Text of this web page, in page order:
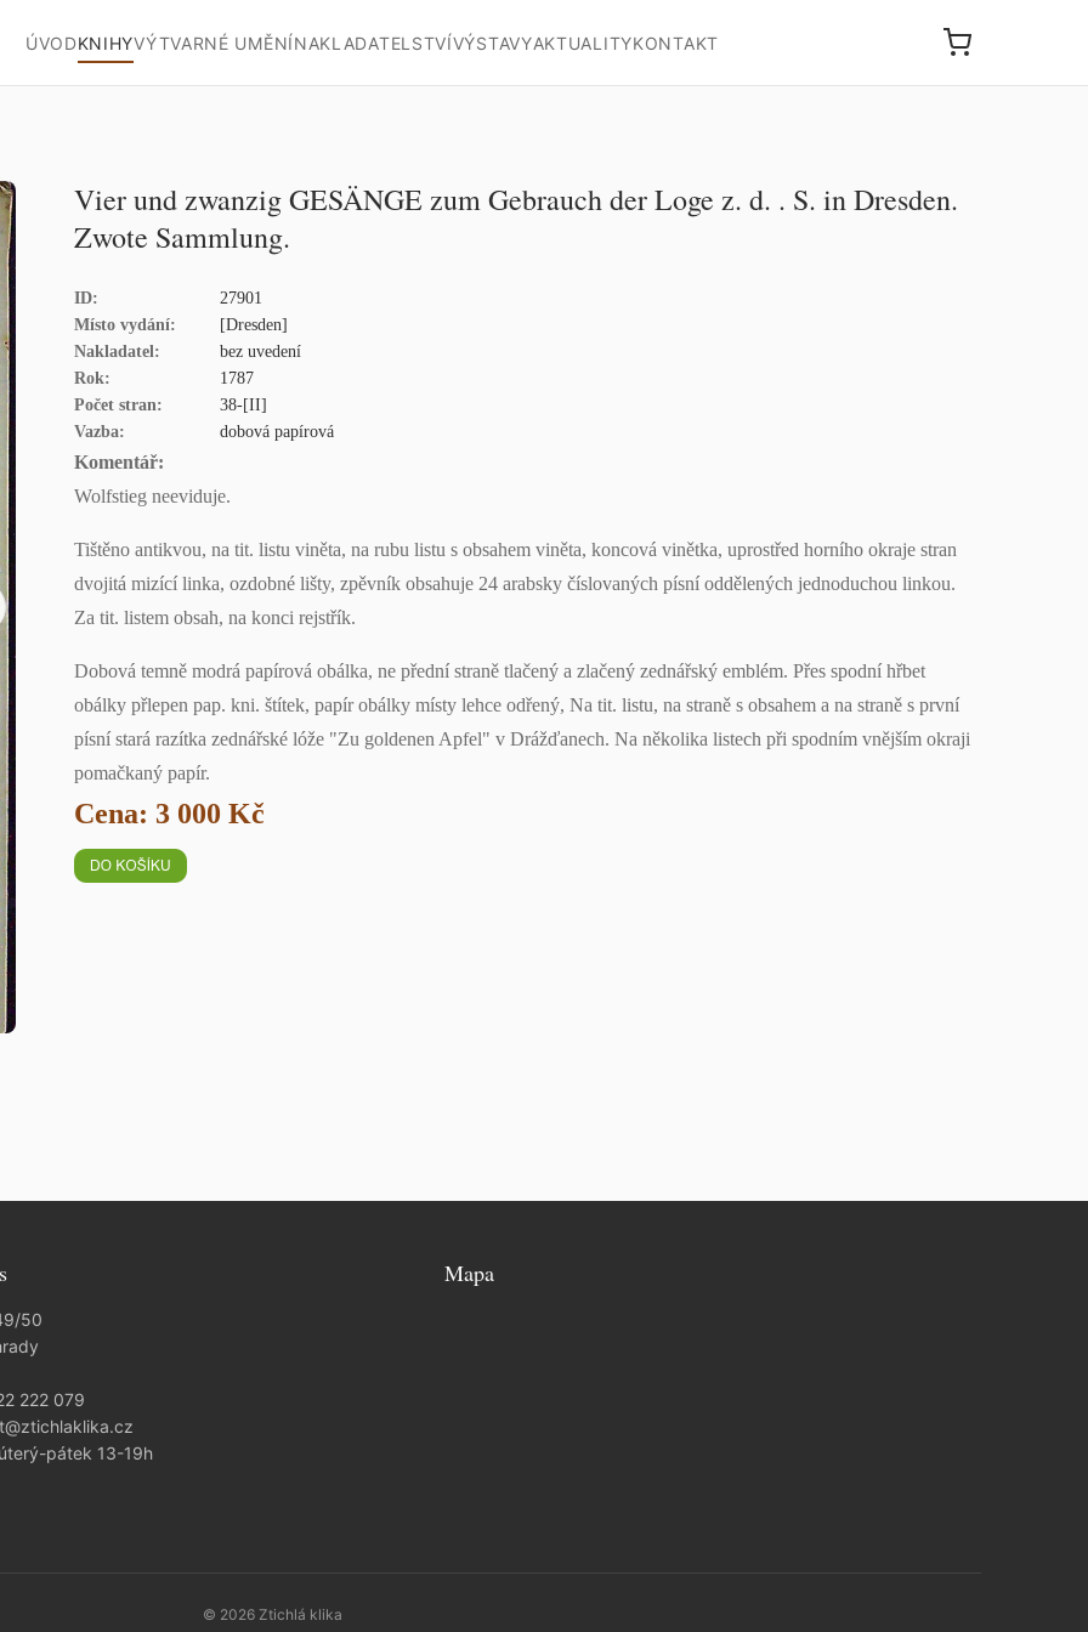
ÚVODKNIHYVÝTVARNÉ UMĚNÍNAKLADATELSTVÍVÝSTAVYAKTUALITYKONTAKT
Vier und zwanzig GESÄNGE zum Gebrauch der Loge z. d. . S. in Dresden.
Zwote Sammlung.
ID:
27901
Místo vydání:
[Dresden]
Nakladatel:
bez uvedení
Rok:
1787
Počet stran:
38-[II]
Vazba:
dobová papírová
Komentář:
Wolfstieg neeviduje.
Tištěno antikvou, na tit. listu viněta, na rubu listu s obsahem viněta, koncová vinětka, uprostřed horního okraje stran
dvojitá mizící linka, ozdobné lišty, zpěvník obsahuje 24 arabsky číslovaných písní oddělených jednoduchou linkou.
Za tit. listem obsah, na konci rejstřík.
Dobová temně modrá papírová obálka, ne přední straně tlačený a zlačený zednářský emblém. Přes spodní hřbet
obálky přlepen pap. kni. štítek, papír obálky místy lehce odřený, Na tit. listu, na straně s obsahem a na straně s první
písní stará razítka zednářské lóže "Zu goldenen Apfel" v Drážďanech. Na několika listech při spodním vnějším okraji
pomačkaný papír.
Cena: 3 000 Kč
50
222 079
pátek 13-19h
Mapa
© 2026 Ztichlá klika